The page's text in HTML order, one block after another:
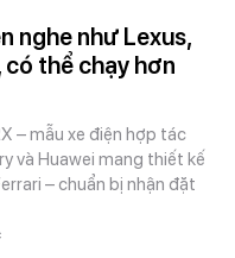
nghe như Lexus,
có thể chạy hơn
– mẫu xe điện hợp tác
và Huawei mang thiết kế
– chuẩn bị nhận đặt